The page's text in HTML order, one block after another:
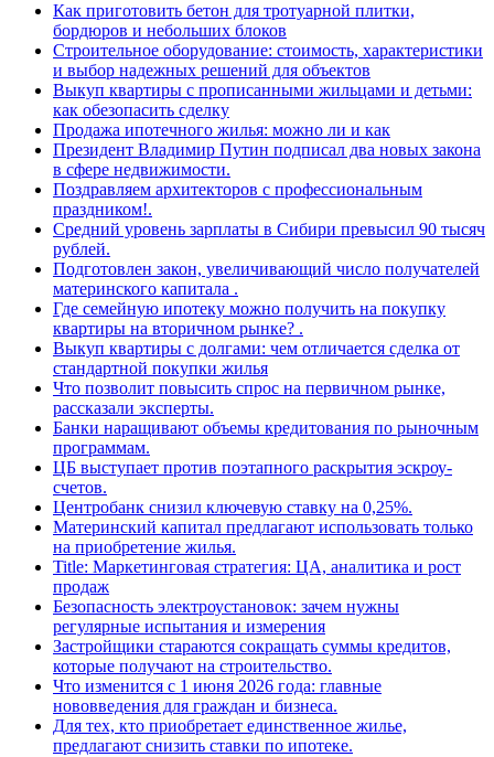
Как приготовить бетон для тротуарной плитки,
бордюров и небольших блоков
Строительное оборудование: стоимость, характеристики
и выбор надежных решений для объектов
Выкуп квартиры с прописанными жильцами и детьми:
как обезопасить сделку
Продажа ипотечного жилья: можно ли и как
Президент Владимир Путин подписал два новых закона
в сфере недвижимости.
Поздравляем архитекторов с профессиональным
праздником!.
Средний уровень зарплаты в Сибири превысил 90 тысяч
рублей.
Подготовлен закон, увеличивающий число получателей
материнского капитала .
Где семейную ипотеку можно получить на покупку
квартиры на вторичном рынке? .
Выкуп квартиры с долгами: чем отличается сделка от
стандартной покупки жилья
Что позволит повысить спрос на первичном рынке,
рассказали эксперты.
Банки наращивают объемы кредитования по рыночным
программам.
ЦБ выступает против поэтапного раскрытия эскроу-
счетов.
Центробанк снизил ключевую ставку на 0,25%.
Материнский капитал предлагают использовать только
на приобретение жилья.
Title: Маркетинговая стратегия: ЦА, аналитика и рост
продаж
Безопасность электроустановок: зачем нужны
регулярные испытания и измерения
Застройщики стараются сокращать суммы кредитов,
которые получают на строительство.
Что изменится с 1 июня 2026 года: главные
нововведения для граждан и бизнеса.
Для тех, кто приобретает единственное жилье,
предлагают снизить ставки по ипотеке.